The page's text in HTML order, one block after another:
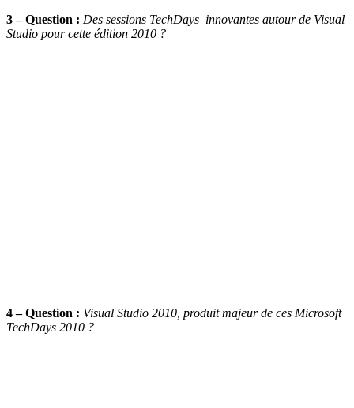
3 – Question : Des sessions TechDays innovantes autour de Visual
Studio pour cette édition 2010 ?
4 – Question : Visual Studio 2010, produit majeur de ces Microsoft
TechDays 2010 ?